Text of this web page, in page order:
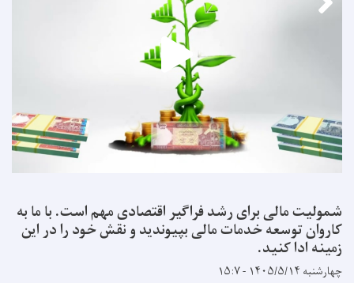
شمولیت مالی برای رشد فراگیر اقتصادی مهم است. با ما به
کاروان توسعه خدمات مالی بپیوندید و نقش خود را در این
زمینه ادا کنید.
چهارشنبه ۱۴۰۵/۵/۱۴ - ۱۵:۷